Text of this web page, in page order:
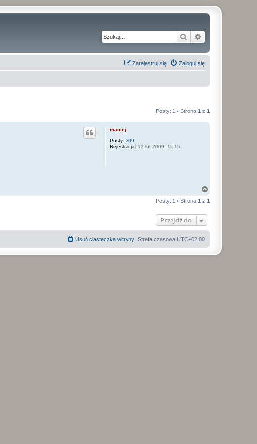
Szukaj
Zaloguj się
Zarejestruj się
Posty: 1 • Strona 1 z 1
maciej
Posty: 309
Rejestracja: 12 lut 2009, 15:15
g
Posty: 1 • Strona 1 z 1
Przejdź do
Strefa czasowa UTC+02:00
Usuń ciasteczka witryny